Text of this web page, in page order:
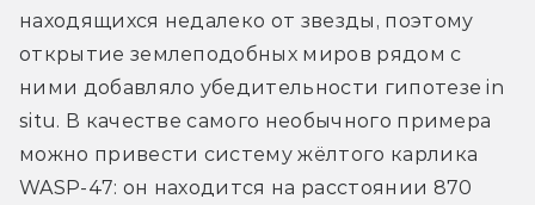
находящихся недалеко от звезды, поэтому
открытие землеподобных миров рядом с
ними добавляло убедительности гипотезе in
situ. В качестве самого необычного примера
можно привести систему жёлтого карлика
WASP-47: он находится на расстоянии 870